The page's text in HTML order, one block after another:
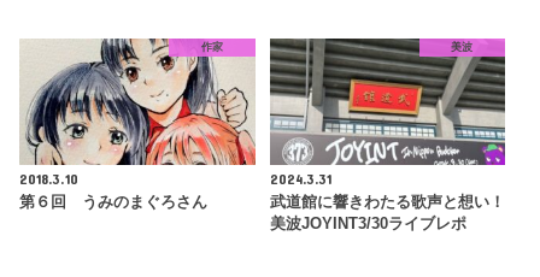
作家
2018.3.10
第６回 うみのまぐろさん
美波
2024.3.31
武道館に響きわたる歌声と想い！
美波JOYINT3/30ライブレポ